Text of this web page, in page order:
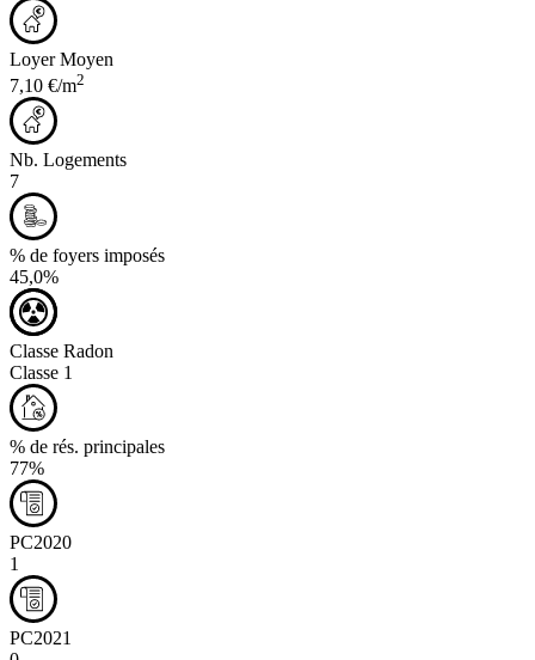
Loyer Moyen
7,10 €/m2
Nb. Logements
7
% de foyers imposés
45,0%
Classe Radon
Classe 1
% de rés. principales
77%
PC2020
1
PC2021